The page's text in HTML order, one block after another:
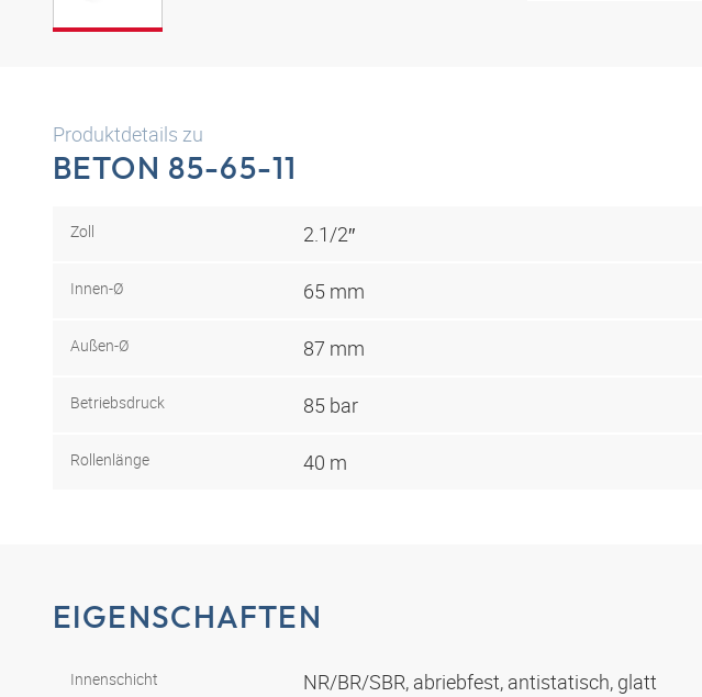
Produktdetails zu
BETON 85-65-11
Zoll 2.1/2″
Innen-Ø 65 mm
Außen-Ø 87 mm
Betriebsdruck 85 bar
Rollenlänge 40 m
EIGENSCHAFTEN
Innenschicht NR/BR/SBR, abriebfest, antistatisch, glatt